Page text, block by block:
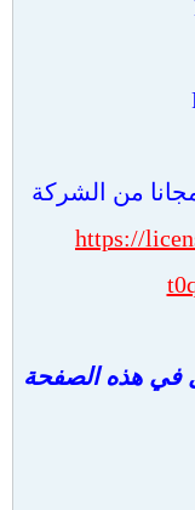
https://
في هذه الصفحة